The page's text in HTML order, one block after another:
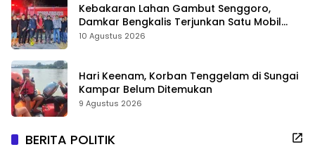
Kebakaran Lahan Gambut Senggoro,
Damkar Bengkalis Terjunkan Satu Mobil
Pemadam
10 Agustus 2026
Hari Keenam, Korban Tenggelam di Sungai
Kampar Belum Ditemukan
9 Agustus 2026
BERITA POLITIK